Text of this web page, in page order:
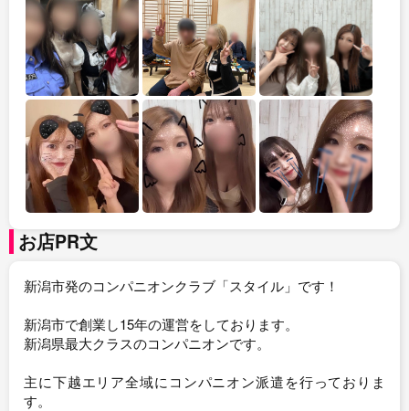
お店PR文
新潟市発のコンパニオンクラブ「スタイル」です！
新潟市で創業し15年の運営をしております。
新潟県最大クラスのコンパニオンです。
主に下越エリア全域にコンパニオン派遣を行っておりま
す。